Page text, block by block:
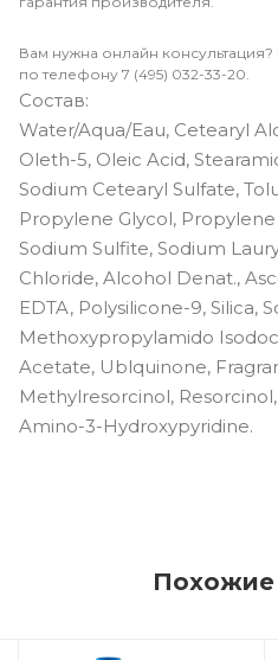
Вам нужна онлайн
по телефону 7 (495) 032-33-20.
Состав:
Water/Aqua/Eau, Cetearyl
Oleth-5, Oleic Acid,
Sodium Cetearyl Sulfate,
Propylene Glycol, Propylene
Sodium Sulfite, Sodium
Chloride, Alcohol Denat.,
EDTA, Polysilicone-9, Silica,
Methoxypropylamido
Acetate, Ublquinone,
Methylresorcinol,
Amino-3-Hydroxypyridine.
Похожие